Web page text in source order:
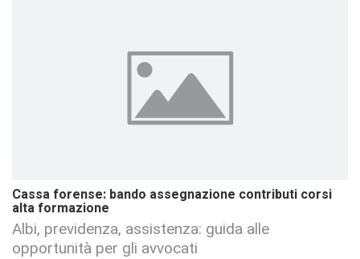
Cassa forense: bando assegnazione contributi corsi
alta formazione
Albi, previdenza, assistenza: guida alle
opportunità per gli avvocati